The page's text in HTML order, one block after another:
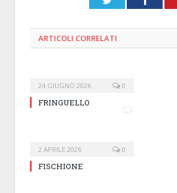
ARTICOLI CORRELATI
24 GIUGNO 2026 0
FRINGUELLO
2 APRILE 2026 0
FISCHIONE